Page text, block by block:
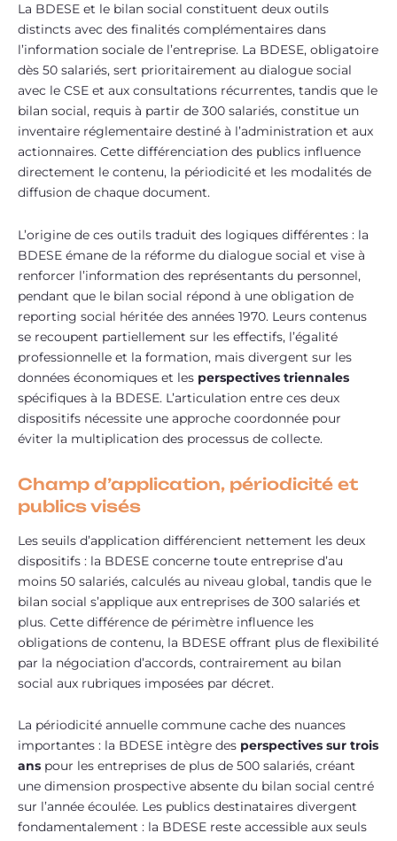
La BDESE et le bilan social constituent deux outils
distincts avec des finalités complémentaires dans
l’information sociale de l’entreprise. La BDESE, obligatoire
dès 50 salariés, sert prioritairement au dialogue social
avec le CSE et aux consultations récurrentes, tandis que le
bilan social, requis à partir de 300 salariés, constitue un
inventaire réglementaire destiné à l’administration et aux
actionnaires. Cette différenciation des publics influence
directement le contenu, la périodicité et les modalités de
diffusion de chaque document.
L’origine de ces outils traduit des logiques différentes : la
BDESE émane de la réforme du dialogue social et vise à
renforcer l’information des représentants du personnel,
pendant que le bilan social répond à une obligation de
reporting social héritée des années 1970. Leurs contenus
se recoupent partiellement sur les effectifs, l’égalité
professionnelle et la formation, mais divergent sur les
données économiques et les perspectives triennales
spécifiques à la BDESE. L’articulation entre ces deux
dispositifs nécessite une approche coordonnée pour
éviter la multiplication des processus de collecte.
Champ d’application, périodicité et
publics visés
Les seuils d’application différencient nettement les deux
dispositifs : la BDESE concerne toute entreprise d’au
moins 50 salariés, calculés au niveau global, tandis que le
bilan social s’applique aux entreprises de 300 salariés et
plus. Cette différence de périmètre influence les
obligations de contenu, la BDESE offrant plus de flexibilité
par la négociation d’accords, contrairement au bilan
social aux rubriques imposées par décret.
La périodicité annuelle commune cache des nuances
importantes : la BDESE intègre des perspectives sur trois
ans pour les entreprises de plus de 500 salariés, créant
une dimension prospective absente du bilan social centré
sur l’année écoulée. Les publics destinataires divergent
fondamentalement : la BDESE reste accessible aux seuls